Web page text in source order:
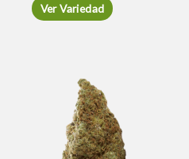
Ver Variedad